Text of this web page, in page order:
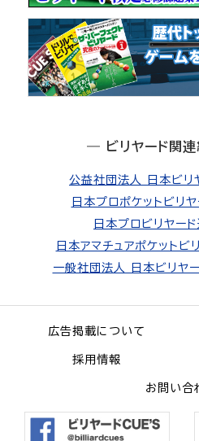
― ビリヤード関
公益社団法人 日本ビリ
日本プロポケットビリ
日本プロビリヤー
日本アマチュアポケットビ
一般社団法人 日本ビリヤ
広告掲載について
採用情報
お問い合